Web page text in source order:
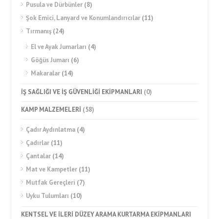
Pusula ve Dürbünler (8)
Şok Emici, Lanyard ve Konumlandırıcılar (11)
Tırmanış (24)
El ve Ayak Jumarları (4)
Göğüs Jumarı (6)
Makaralar (14)
İŞ SAĞLIĞI VE İŞ GÜVENLİĞİ EKİPMANLARI (0)
KAMP MALZEMELERİ (58)
Çadır Aydınlatma (4)
Çadırlar (11)
Çantalar (14)
Mat ve Kampetler (11)
Mutfak Gereçleri (7)
Uyku Tulumları (10)
KENTSEL VE İLERİ DÜZEY ARAMA KURTARMA EKİPMANLARI